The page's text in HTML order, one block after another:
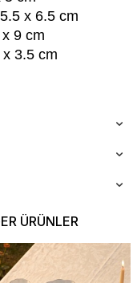
x 6.5 cm
9 cm
3.5 cm
ÜRÜNLER